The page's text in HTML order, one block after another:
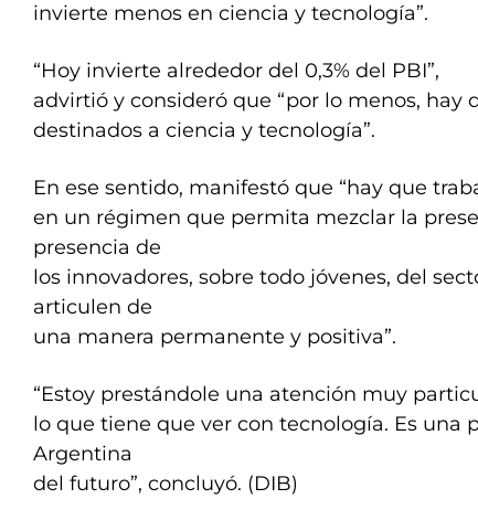
invierte menos en ciencia y tecnología”.
“Hoy invierte alrededor del 0,3% del PBI”,
advirtió y consideró que “por lo menos, hay
destinados a ciencia y tecnología”.
En ese sentido, manifestó que “hay que
en un régimen que permita mezclar la
presencia de
los innovadores, sobre todo jóvenes, del
articulen de
una manera permanente y positiva”.
“Estoy prestándole una atención muy
lo que tiene que ver con tecnología. Es una
Argentina
del futuro”, concluyó. (DIB)